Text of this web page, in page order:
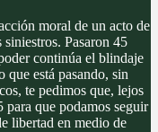
moral de un acto de
Pasaron 45
continúa el blindaje
que está pasando, sin
te pedimos que, lejos
que podamos seguir
libertad en medio de